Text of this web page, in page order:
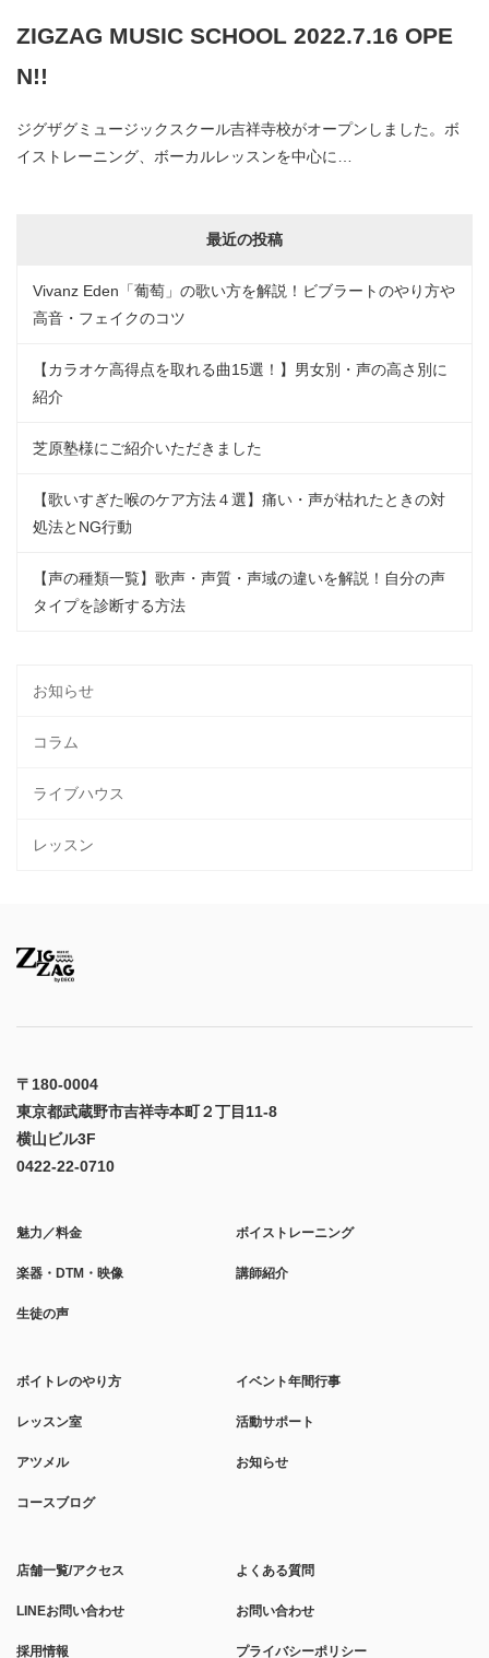
ZIGZAG MUSIC SCHOOL 2022.7.16 OPE
N!!
ジグザグミュージックスクール吉祥寺校がオープンしました。ボ
イストレーニング、ボーカルレッスンを中心に…
最近の投稿
Vivanz Eden「葡萄」の歌い方を解説！ビブラートのやり方や
高音・フェイクのコツ
【カラオケ高得点を取れる曲15選！】男女別・声の高さ別に
紹介
芝原塾様にご紹介いただきました
【歌いすぎた喉のケア方法４選】痛い・声が枯れたときの対
処法とNG行動
【声の種類一覧】歌声・声質・声域の違いを解説！自分の声
タイプを診断する方法
お知らせ
コラム
ライブハウス
レッスン
〒180-0004
東京都武蔵野市吉祥寺本町２丁目11-8
横山ビル3F
0422-22-0710
魅力／料金 ボイストレーニング
楽器・DTM・映像 講師紹介
生徒の声
ボイトレのやり方 イベント年間行事
レッスン室 活動サポート
アツメル お知らせ
コースブログ
店舗一覧/アクセス よくある質問
LINEお問い合わせ お問い合わせ
採用情報 プライバシーポリシー